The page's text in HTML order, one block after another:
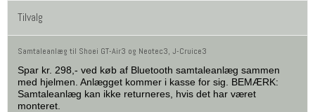
Tilvalg
Samtaleanlæg til Shoei GT-Air3 og Neotec3, J-Cruice3
Spar kr. 298,- ved køb af Bluetooth samtaleanlæg sammen
med hjelmen. Anlægget kommer i kasse for sig. BEMÆRK:
Samtaleanlæg kan ikke returneres, hvis det har været
monteret.